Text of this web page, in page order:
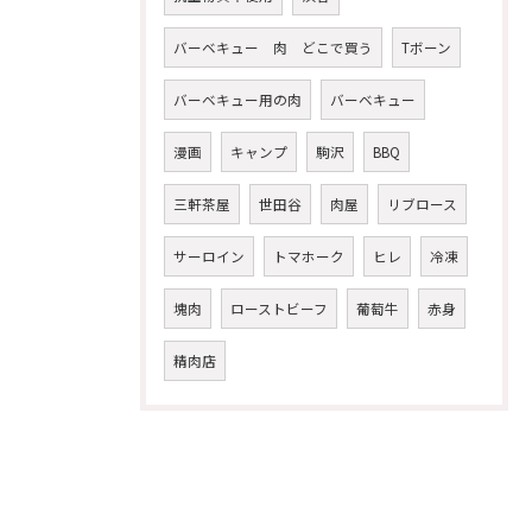
バーベキュー 肉 どこで買う Tボーン
バーベキュー用の肉 バーベキュー
漫画 キャンプ 駒沢 BBQ
三軒茶屋 世田谷 肉屋 リブロース
サーロイン トマホーク ヒレ 冷凍
塊肉 ローストビーフ 葡萄牛 赤身
精肉店